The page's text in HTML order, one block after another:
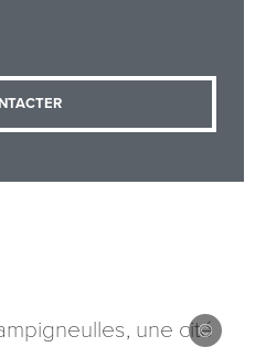
une cité
votre demande (sauf